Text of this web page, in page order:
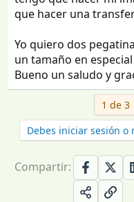
que hacer una
Yo quiero dos
un tamaño en
Bueno un saludo y
1 de 3
Debes iniciar sesión
Compartir: